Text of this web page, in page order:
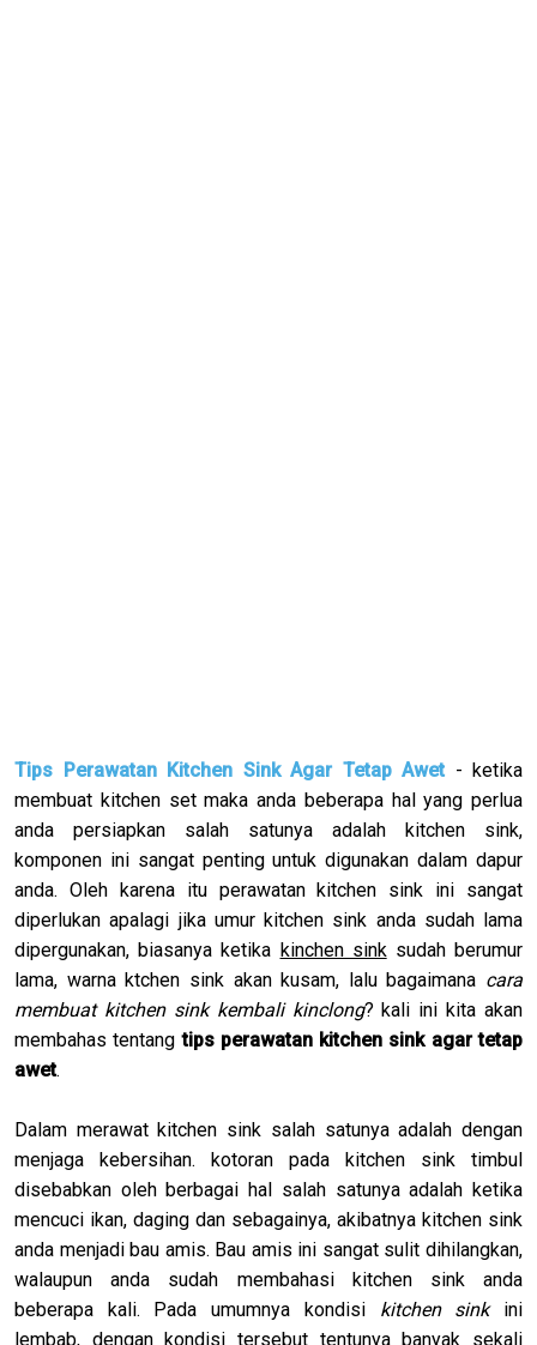
Tips Perawatan Kitchen Sink Agar Tetap Awet - ketika
membuat kitchen set maka anda beberapa hal yang perlua
anda persiapkan salah satunya adalah kitchen sink,
komponen ini sangat penting untuk digunakan dalam dapur
anda. Oleh karena itu perawatan kitchen sink ini sangat
diperlukan apalagi jika umur kitchen sink anda sudah lama
dipergunakan, biasanya ketika kinchen sink sudah berumur
lama, warna ktchen sink akan kusam, lalu bagaimana cara
membuat kitchen sink kembali kinclong? kali ini kita akan
membahas tentangtips perawatan kitchen sink agar tetap
awet.
Dalam merawat kitchen sink salah satunya adalah dengan
menjaga kebersihan. kotoran pada kitchen sink timbul
disebabkan oleh berbagai hal salah satunya adalah ketika
mencuci ikan, daging dan sebagainya, akibatnya kitchen sink
anda menjadi bau amis. Bau amis ini sangat sulit dihilangkan,
walaupun anda sudah membahasi kitchen sink anda
beberapa kali. Pada umumnya kondisi kitchen sinkini
lembab, dengan kondisi tersebut tentunya banyak sekali